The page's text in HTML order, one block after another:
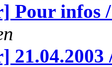
Pour infos
21.04.2003